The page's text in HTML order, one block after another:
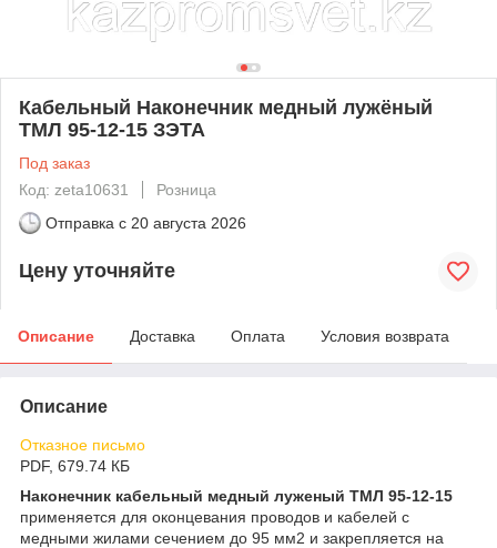
Кабельный Наконечник медный лужёный
ТМЛ 95-12-15 ЗЭТА
Под заказ
Код: zeta10631
Розница
Отправка с 20 августа 2026
Цену уточняйте
Описание Доставка Оплата Условия возврата
Описание
Отказное письмо
PDF, 679.74 КБ
Наконечник кабельный медный луженый ТМЛ 95-12-15
применяется для оконцевания проводов и кабелей с
медными жилами сечением до 95 мм2 и закрепляется на